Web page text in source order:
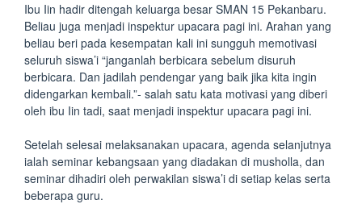
Ibu Iin hadir ditengah keluarga besar SMAN 15 Pekanbaru.
Beliau juga menjadi inspektur upacara pagi ini. Arahan yang
beliau beri pada kesempatan kali ini sungguh memotivasi
seluruh siswa’i “janganlah berbicara sebelum disuruh
berbicara. Dan jadilah pendengar yang baik jika kita ingin
didengarkan kembali.”- salah satu kata motivasi yang diberi
oleh ibu Iin tadi, saat menjadi inspektur upacara pagi ini.
Setelah selesai melaksanakan upacara, agenda selanjutnya
ialah seminar kebangsaan yang diadakan di musholla, dan
seminar dihadiri oleh perwakilan siswa’i di setiap kelas serta
beberapa guru.